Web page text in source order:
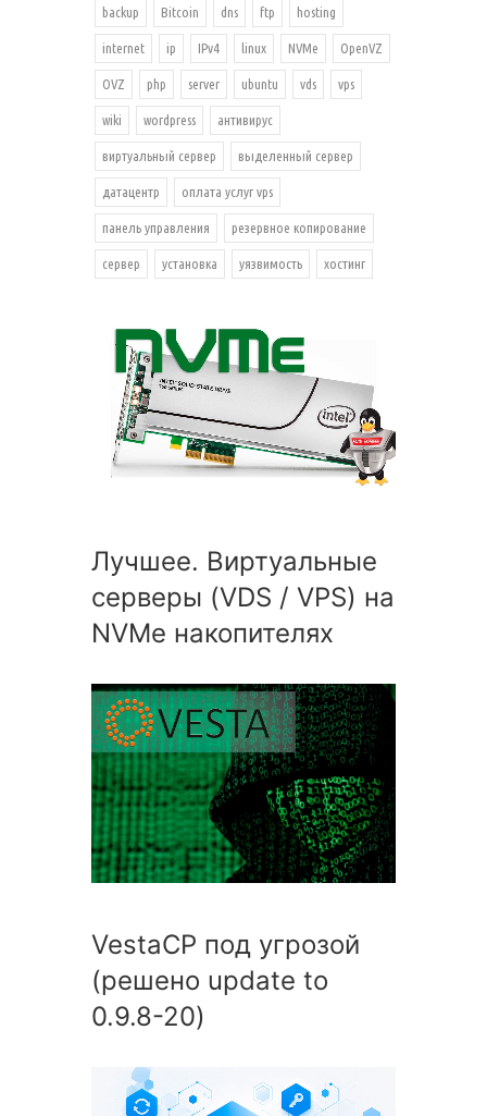
backup Bitcoin dns ftp hosting
internet ip IPv4 linux NVMe OpenVZ
OVZ php server ubuntu vds vps
wiki wordpress антивирус
виртуальный сервер выделенный сервер
датацентр оплата услуг vps
панель управления резервное копирование
сервер установка уязвимость хостинг
Лучшее. Виртуальные
серверы (VDS / VPS) на
NVMe накопителях
VestaCP под угрозой
(решено update to
0.9.8-20)